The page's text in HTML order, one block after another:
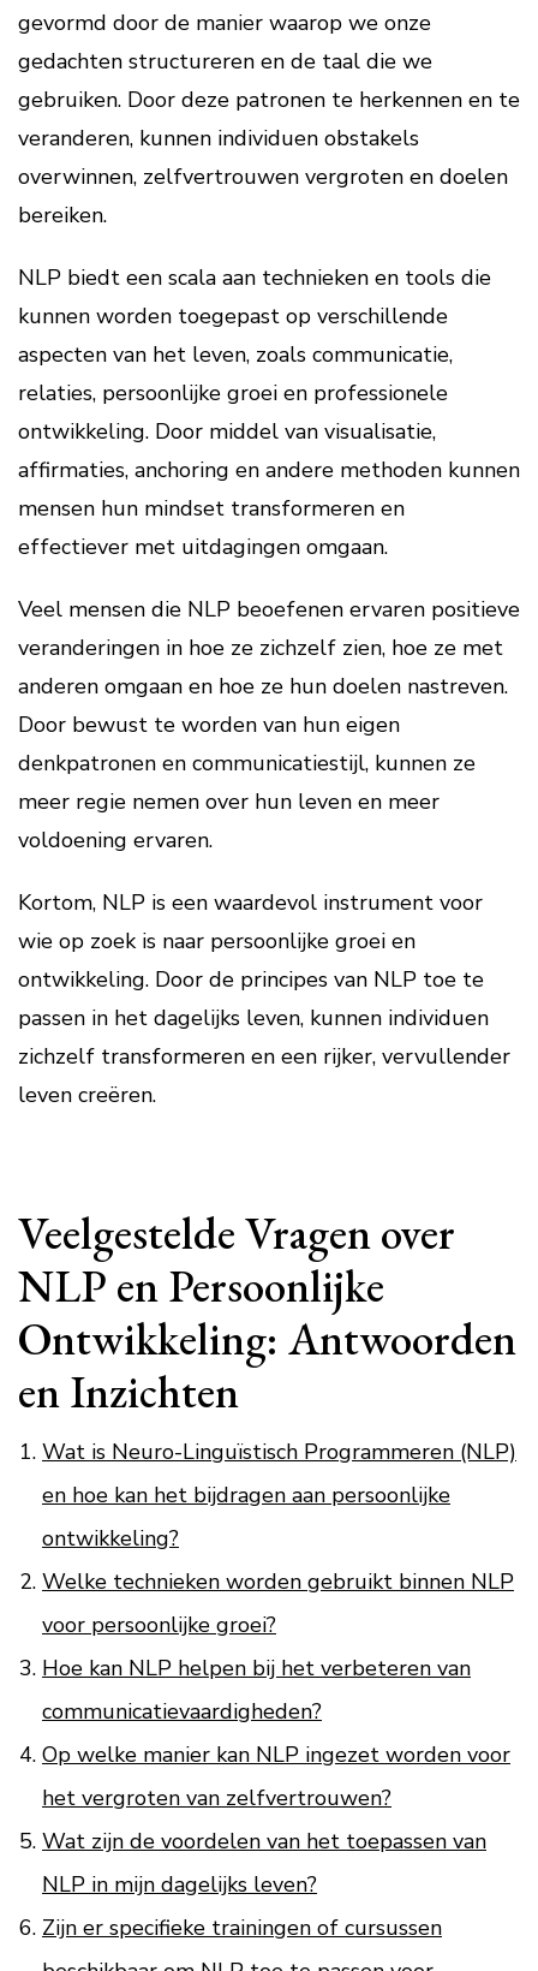
gevormd door de manier waarop we onze
gedachten structureren en de taal die we
gebruiken. Door deze patronen te herkennen en te
veranderen, kunnen individuen obstakels
overwinnen, zelfvertrouwen vergroten en doelen
bereiken.
NLP biedt een scala aan technieken en tools die
kunnen worden toegepast op verschillende
aspecten van het leven, zoals communicatie,
relaties, persoonlijke groei en professionele
ontwikkeling. Door middel van visualisatie,
affirmaties, anchoring en andere methoden kunnen
mensen hun mindset transformeren en
effectiever met uitdagingen omgaan.
Veel mensen die NLP beoefenen ervaren positieve
veranderingen in hoe ze zichzelf zien, hoe ze met
anderen omgaan en hoe ze hun doelen nastreven.
Door bewust te worden van hun eigen
denkpatronen en communicatiestijl, kunnen ze
meer regie nemen over hun leven en meer
voldoening ervaren.
Kortom, NLP is een waardevol instrument voor
wie op zoek is naar persoonlijke groei en
ontwikkeling. Door de principes van NLP toe te
passen in het dagelijks leven, kunnen individuen
zichzelf transformeren en een rijker, vervullender
leven creëren.
Veelgestelde Vragen over
NLP en Persoonlijke
Ontwikkeling: Antwoorden
en Inzichten
Wat is Neuro-Linguïstisch Programmeren (NLP)
en hoe kan het bijdragen aan persoonlijke
ontwikkeling?
Welke technieken worden gebruikt binnen NLP
voor persoonlijke groei?
Hoe kan NLP helpen bij het verbeteren van
communicatievaardigheden?
Op welke manier kan NLP ingezet worden voor
het vergroten van zelfvertrouwen?
Wat zijn de voordelen van het toepassen van
NLP in mijn dagelijks leven?
Zijn er specifieke trainingen of cursussen